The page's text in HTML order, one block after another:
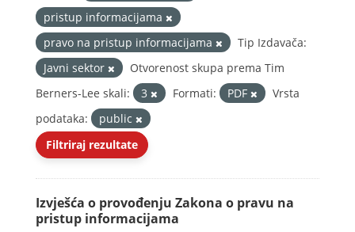
pristup informacijama
pravo na pristup informacijama
Tip Izdavača:
Javni sektor
Otvorenost skupa prema Tim
Berners-Lee skali:
3 Formati: PDF
Vrsta
podataka:
public
Filtriraj rezultate
Izvješća o provođenju Zakona o pravu na
pristup informacijama